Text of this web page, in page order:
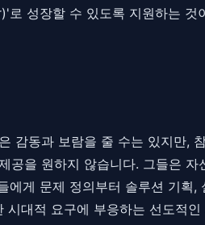
성장할 수 있도록 지원하는 것
감동과 보람을 줄 수는 있지만,
을 원하지 않습니다. 그들은
게 문제 정의부터 솔루션 기획
시대적 요구에 부응하는 선도적